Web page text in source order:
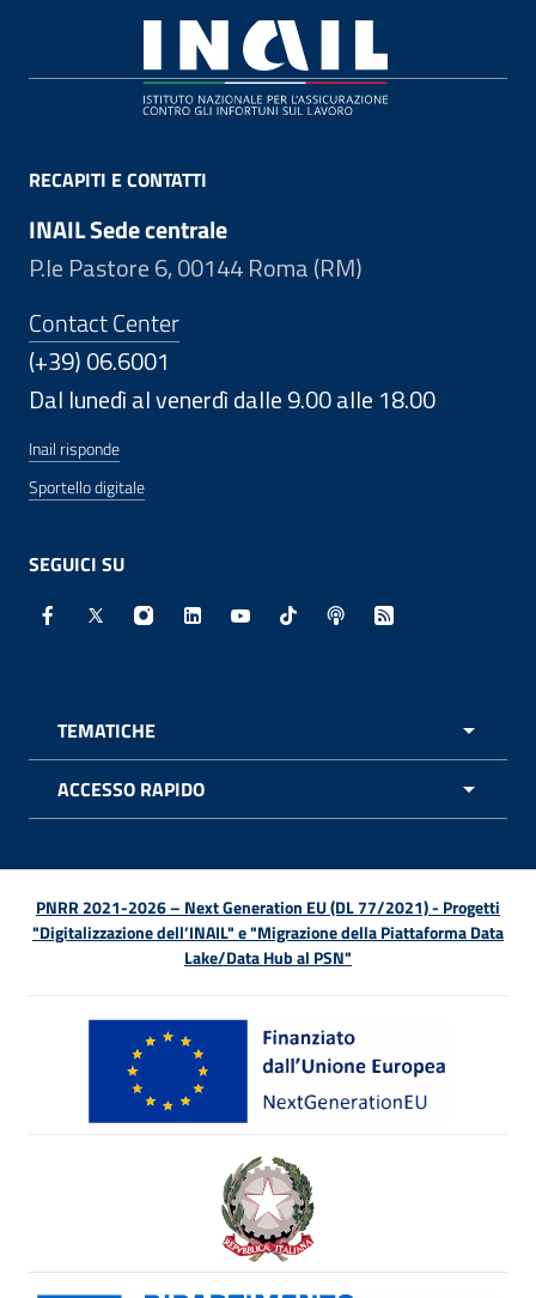
RECAPITI E CONTATTI
INAIL Sede centrale
P.le Pastore 6, 00144 Roma (RM)
Contact Center
(+39) 06.6001
Dal lunedì al venerdì dalle 9.00 alle 18.00
Inail risponde
Sportello digitale
SEGUICI SU
Facebook - Sito esterno - Apertura in nuova finestra
X - Sito esterno - Apertura in nuova finestra
Instagram - Sito esterno - Apertura in
Linkedin - Sito esterno - Apertura in
Youtube - Sito esterno -
TikTok - Sito esterno -
Spreaker - Sito
Feed RSS -
TEMATICHE
ACCESSO RAPIDO
PNRR 2021-2026 – Next Generation EU (DL 77/2021) - Progetti
"Digitalizzazione dell’INAIL" e "Migrazione della Piattaforma Data
Lake/Data Hub al PSN"